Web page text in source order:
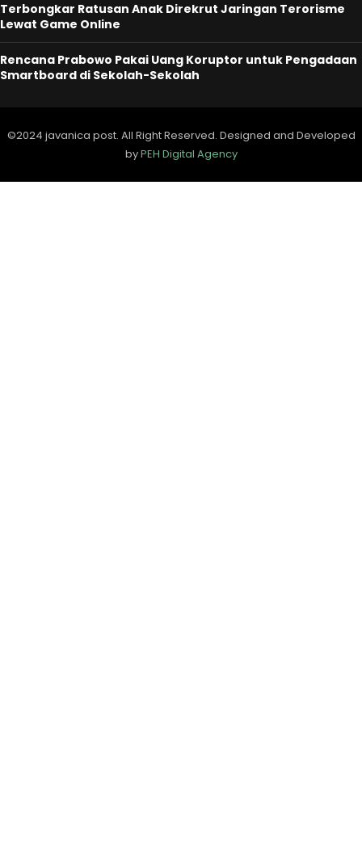
Terbongkar Ratusan Anak Direkrut Jaringan Terorisme
Lewat Game Online
Rencana Prabowo Pakai Uang Koruptor untuk Pengadaan
Smartboard di Sekolah-Sekolah
©2024 javanica post. All Right Reserved. Designed and Developed
byPEH Digital Agency